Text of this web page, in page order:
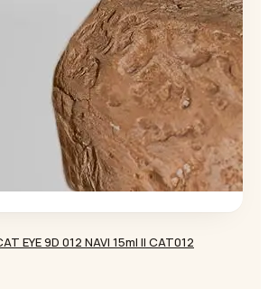
EYE 9D 012 NAVI 15ml || CAT012